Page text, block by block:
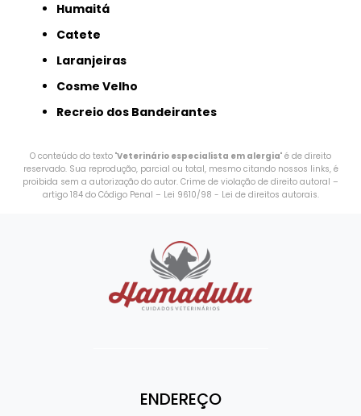
Humaitá
Catete
Laranjeiras
Cosme Velho
Recreio dos Bandeirantes
O conteúdo do texto "Veterinário especialista em alergia" é de direito
reservado. Sua reprodução, parcial ou total, mesmo citando nossos links, é
proibida sem a autorização do autor. Crime de violação de direito autoral –
artigo 184 do Código Penal – Lei 9610/98 - Lei de direitos autorais.
ENDEREÇO